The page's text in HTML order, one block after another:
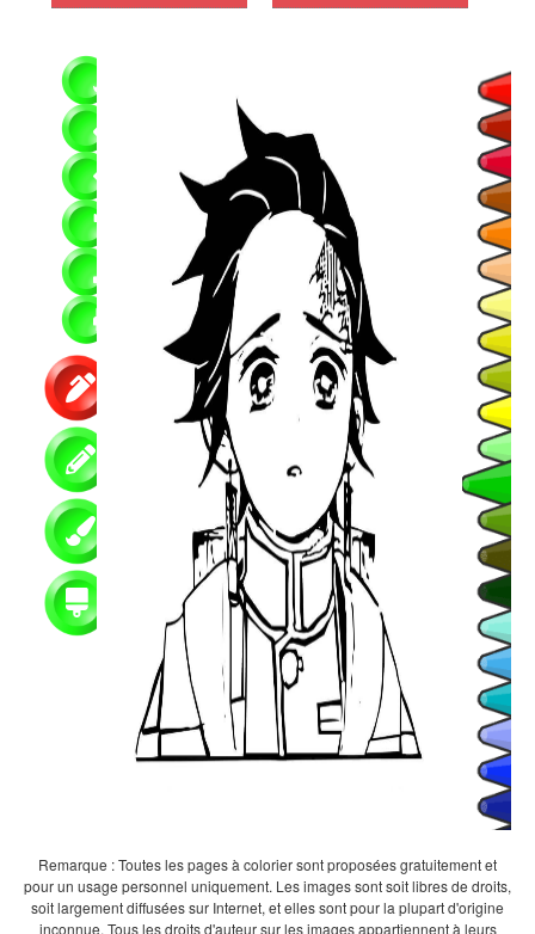
Remarque : Toutes les pages à colorier sont proposées gratuitement et
pour un usage personnel uniquement. Les images sont soit libres de droits,
soit largement diffusées sur Internet, et elles sont pour la plupart d'origine
inconnue. Tous les droits d'auteur sur les images appartiennent à leurs